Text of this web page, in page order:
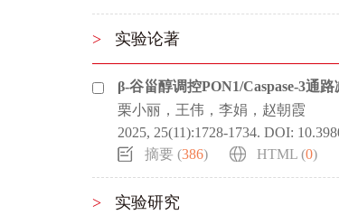
> 实验论著
β-谷甾醇调控PON1/Caspase-3通
栗小丽，王伟，李娟，赵朝霞
2025, 25(11):1728-1734. DOI:
摘要 (386) HTML (0)
> 实验研究